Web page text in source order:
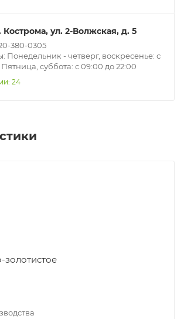
Кострома, ул. 2-Волжская, д. 5
380-0305
Понедельник - четверг, воскресенье: с
суббота: с 09:00 до 22:00
24